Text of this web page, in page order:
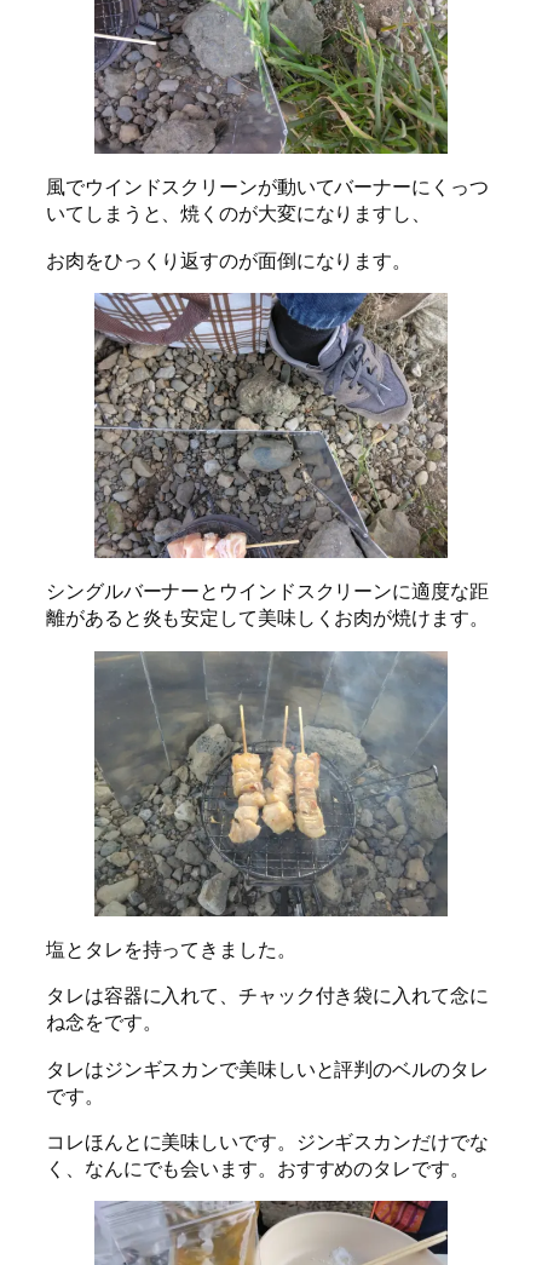
風でウインドスクリーンが動いてバーナーにくっつ
いてしまうと、焼くのが大変になりますし、
お肉をひっくり返すのが面倒になります。
シングルバーナーとウインドスクリーンに適度な距
離があると炎も安定して美味しくお肉が焼けます。
塩とタレを持ってきました。
タレは容器に入れて、チャック付き袋に入れて念に
ね念をです。
タレはジンギスカンで美味しいと評判のベルのタレ
です。
コレほんとに美味しいです。ジンギスカンだけでな
く、なんにでも会います。おすすめのタレです。